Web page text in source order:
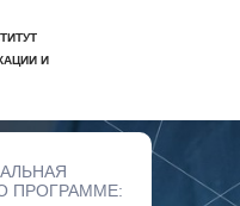
И
ПРОГРАММЕ: